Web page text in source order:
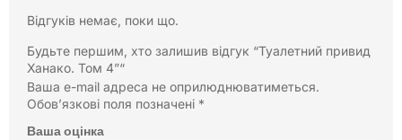
Відгуків немає, поки що.
Будьте першим, хто залишив відгук “Туалетний привид
Ханако. Том 4”“
Ваша e-mail адреса не оприлюднюватиметься.
Обов’язкові поля позначені *
Ваша оцінка